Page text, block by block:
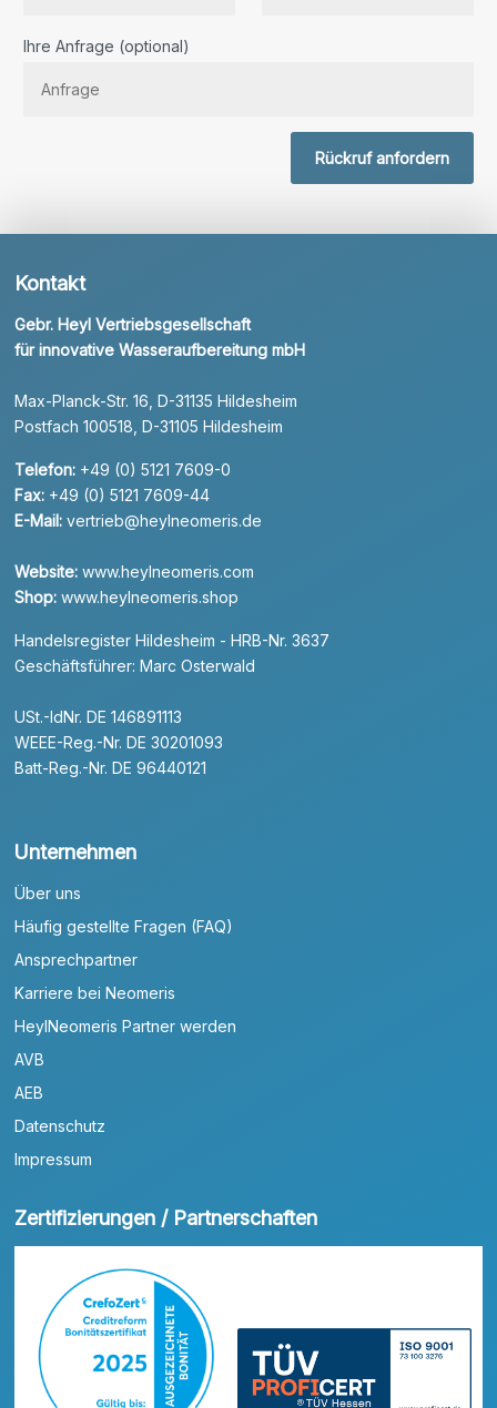
Ihre Anfrage (optional)
Rückruf anfordern
Kontakt
Gebr. Heyl Vertriebsgesellschaft
für innovative Wasseraufbereitung mbH
Max-Planck-Str. 16, D-31135 Hildesheim
Postfach 100518, D-31105 Hildesheim
Telefon: +49 (0) 5121 7609-0
Fax: +49 (0) 5121 7609-44
E-Mail: vertrieb@heylneomeris.de
Website: www.heylneomeris.com
Shop: www.heylneomeris.shop
Handelsregister Hildesheim - HRB-Nr. 3637
Geschäftsführer: Marc Osterwald
USt.-IdNr. DE 146891113
WEEE-Reg.-Nr. DE 30201093
Batt-Reg.-Nr. DE 96440121
Unternehmen
Über uns
Häufig gestellte Fragen (FAQ)
Ansprechpartner
Karriere bei Neomeris
HeylNeomeris Partner werden
AVB
AEB
Datenschutz
Impressum
Zertifizierungen / Partnerschaften